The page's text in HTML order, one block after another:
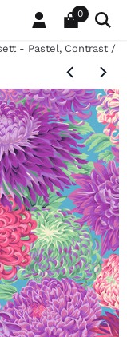
0
- Pastel, Contrast /